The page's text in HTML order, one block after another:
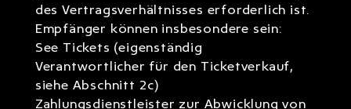
des Vertragsverhältnisses erforderlich ist.
Empfänger können insbesondere sein:
See Tickets (eigenständig
Verantwortlicher für den Ticketverkauf,
siehe Abschnitt 2c)
Zahlungsdienstleister zur Abwicklung von